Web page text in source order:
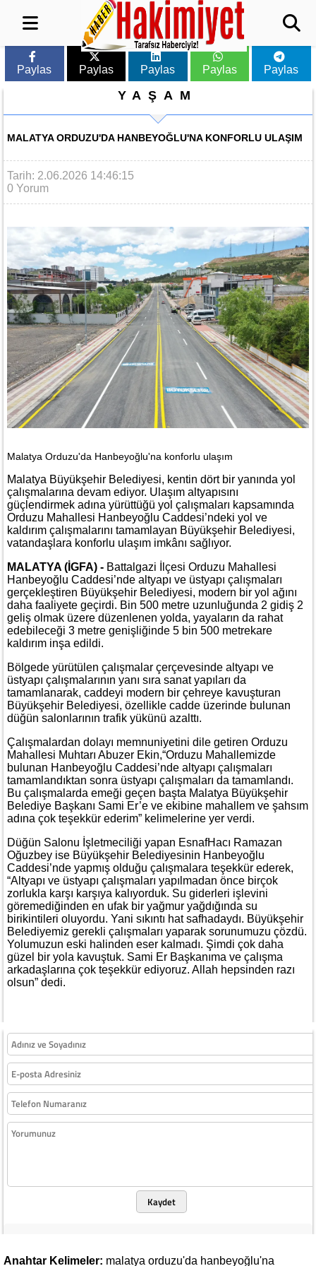
Paylas Paylas Paylas Paylas Paylas
YAŞAM
MALATYA ORDUZU'DA HANBEYOĞLU'NA KONFORLU ULAŞIM
Tarih: 2.06.2026 14:46:15
0 Yorum
Malatya Orduzu'da Hanbeyoğlu'na konforlu ulaşım
Malatya Büyükşehir Belediyesi, kentin dört bir yanında yol
çalışmalarına devam ediyor. Ulaşım altyapısını
güçlendirmek adına yürüttüğü yol çalışmaları kapsamında
Orduzu Mahallesi Hanbeyoğlu Caddesi’ndeki yol ve
kaldırım çalışmalarını tamamlayan Büyükşehir Belediyesi,
vatandaşlara konforlu ulaşım imkânı sağlıyor.
MALATYA (İGFA) - Battalgazi İlçesi Orduzu Mahallesi
Hanbeyoğlu Caddesi’nde altyapı ve üstyapı çalışmaları
gerçekleştiren Büyükşehir Belediyesi, modern bir yol ağını
daha faaliyete geçirdi. Bin 500 metre uzunluğunda 2 gidiş 2
geliş olmak üzere düzenlenen yolda, yayaların da rahat
edebileceği 3 metre genişliğinde 5 bin 500 metrekare
kaldırım inşa edildi.
Bölgede yürütülen çalışmalar çerçevesinde altyapı ve
üstyapı çalışmalarının yanı sıra sanat yapıları da
tamamlanarak, caddeyi modern bir çehreye kavuşturan
Büyükşehir Belediyesi, özellikle cadde üzerinde bulunan
düğün salonlarının trafik yükünü azalttı.
Çalışmalardan dolayı memnuniyetini dile getiren Orduzu
Mahallesi Muhtarı Abuzer Ekin,“Orduzu Mahallemizde
bulunan Hanbeyoğlu Caddesi’nde altyapı çalışmaları
tamamlandıktan sonra üstyapı çalışmaları da tamamlandı.
Bu çalışmalarda emeği geçen başta Malatya Büyükşehir
Belediye Başkanı Sami Er’e ve ekibine mahallem ve şahsım
adına çok teşekkür ederim” kelimelerine yer verdi.
Düğün Salonu İşletmeciliği yapan EsnafHacı Ramazan
Oğuzbey ise Büyükşehir Belediyesinin Hanbeyoğlu
Caddesi’nde yapmış olduğu çalışmalara teşekkür ederek,
“Altyapı ve üstyapı çalışmaları yapılmadan önce birçok
zorlukla karşı karşıya kalıyorduk. Su giderleri işlevini
göremediğinden en ufak bir yağmur yağdığında su
birikintileri oluyordu. Yani sıkıntı hat safhadaydı. Büyükşehir
Belediyemiz gerekli çalışmaları yaparak sorunumuzu çözdü.
Yolumuzun eski halinden eser kalmadı. Şimdi çok daha
güzel bir yola kavuştuk. Sami Er Başkanıma ve çalışma
arkadaşlarına çok teşekkür ediyoruz. Allah hepsinden razı
olsun” dedi.
Kaydet
Anahtar Kelimeler: malatya orduzu'da hanbeyoğlu'na